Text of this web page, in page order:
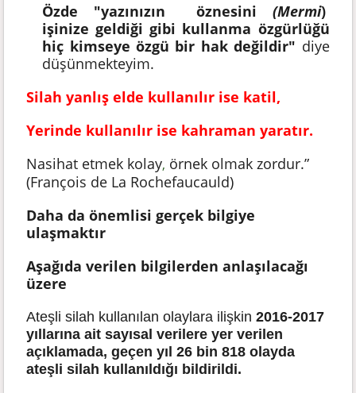
Özde "yazınızın öznesini (Mermi)
işinize geldiği gibi kullanma özgürlüğü
hiç kimseye özgü bir hak değildir" diye
düşünmekteyim.
Silah yanlış elde kullanılır ise katil,
Yerinde kullanılır ise kahraman yaratır.
Nasihat etmek kolay, örnek olmak zordur.”
(François de La Rochefaucauld)
Daha da önemlisi gerçek bilgiye
ulaşmaktır
Aşağıda verilen bilgilerden anlaşılacağı
üzere
Ateşli silah kullanılan olaylara ilişkin2016-2017
yıllarına ait sayısal verilere yer verilen
açıklamada, geçen yıl 26 bin 818 olayda
ateşli silah kullanıldığı bildirildi.